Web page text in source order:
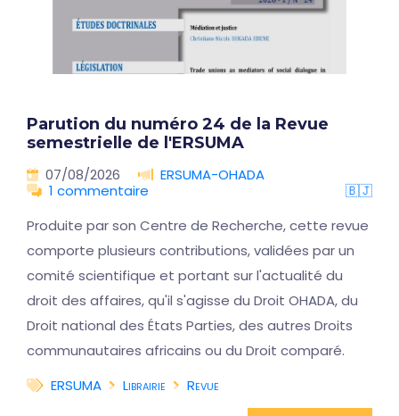
Parution du numéro 24 de la Revue
semestrielle de l'ERSUMA
07/08/2026
ERSUMA-OHADA
1 commentaire
🇧🇯
Produite par son Centre de Recherche, cette revue
comporte plusieurs contributions, validées par un
comité scientifique et portant sur l'actualité du
droit des affaires, qu'il s'agisse du Droit OHADA, du
Droit national des États Parties, des autres Droits
communautaires africains ou du Droit comparé.
ERSUMA
Librairie Revue